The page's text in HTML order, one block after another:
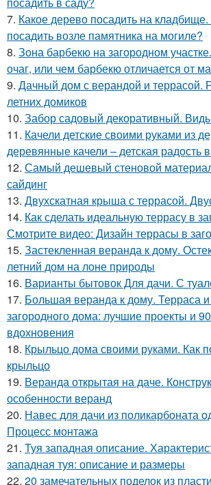
7. Какое дерево посадить на
посадить возле памятника на могиле?
8. Зона барбекю на загородном
очаг, или чем барбекю отличается от
9. Дачный дом с верандой и террасой.
летних домиков
10. Забор садовый декоративный.
11. Качели детские своими руками из
деревянные качели – детская радость
12. Самый дешевый стеновой
сайдинг
13. Двухскатная крыша с террасой.
14. Как сделать идеальную террасу в
Смотрите видео: Дизайн террасы в
15. Застекленная веранда к дому.
летний дом на лоне природы
16. Варианты бытовок Для дачи. С
17. Большая веранда к дому. Терраса
загородного дома: лучшие проекты и
вдохновения
18. Крыльцо дома своими руками. Как
крыльцо
19. Веранда открытая на даче.
особенности веранд
20. Навес для дачи из поликарбоната
Процесс монтажа
21. Туя западная описание.
западная туя: описание и размеры
22. 20 замечательных поделок из